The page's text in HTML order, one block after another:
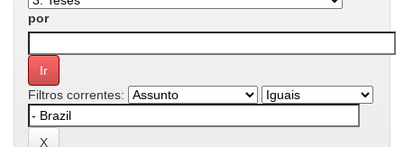
por
Filtros correntes: